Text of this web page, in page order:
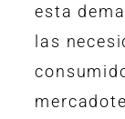
esta
las